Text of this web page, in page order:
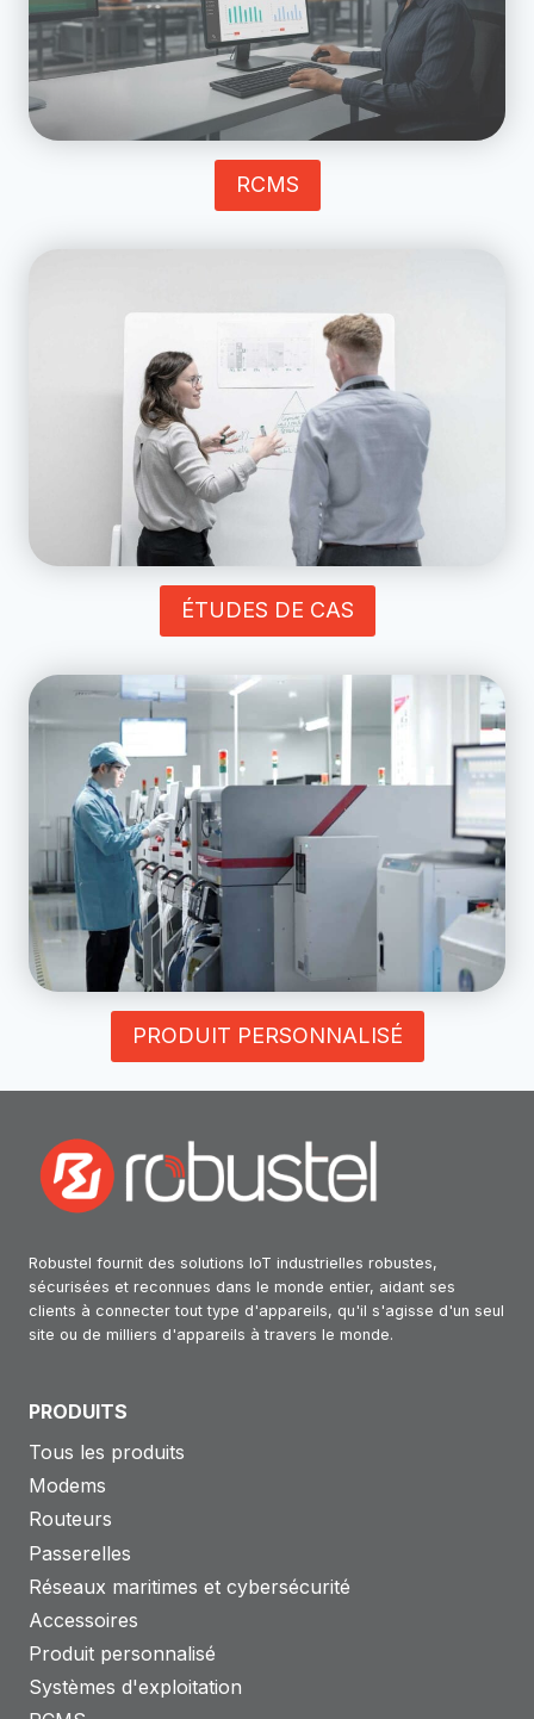
RCMS
ÉTUDES DE CAS
PRODUIT PERSONNALISÉ
Robustel fournit des solutions IoT industrielles robustes,
sécurisées et reconnues dans le monde entier, aidant ses
clients à connecter tout type d'appareils, qu'il s'agisse d'un seul
site ou de milliers d'appareils à travers le monde.
PRODUITS
Tous les produits
Modems
Routeurs
Passerelles
Réseaux maritimes et cybersécurité
Accessoires
Produit personnalisé
Systèmes d'exploitation